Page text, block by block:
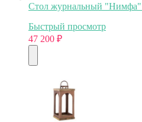
Стол журнальный "Нимфа"
Быстрый просмотр
47 200 ₽